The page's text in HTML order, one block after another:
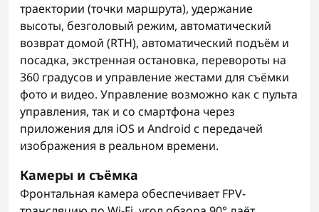
траектории (точки маршрута), удержание
высоты, безголовый режим, автоматический
возврат домой (RTH), автоматический подъём и
посадка, экстренная остановка, перевороты на
360 градусов и управление жестами для съёмки
фото и видео. Управление возможно как с пульта
управления, так и со смартфона через
приложения для iOS и Android с передачей
изображения в реальном времени.
Камеры и съёмка
Фронтальная камера обеспечивает FPV-